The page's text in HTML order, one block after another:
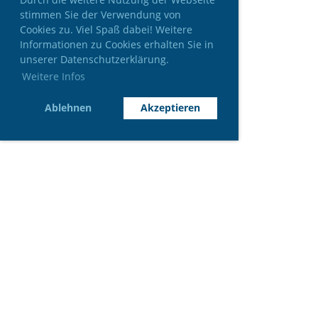
stimmen Sie der Verwendung von
Cookies zu. Viel Spaß dabei! Weitere
Informationen zu Cookies erhalten Sie in
unserer Datenschutzerklärung.
Weitere Infos
Ablehnen Akzeptieren